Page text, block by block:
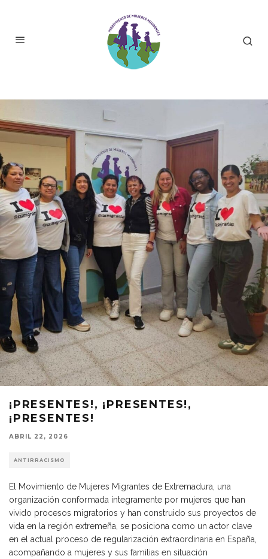
¡PRESENTES!, ¡PRESENTES!,
¡PRESENTES!
ABRIL 22, 2026
ANTIRRACISMO
El Movimiento de Mujeres Migrantes de Extremadura, una
organización conformada íntegramente por mujeres que han
vivido procesos migratorios y han construido sus proyectos de
vida en la región extremeña, se posiciona como un actor clave
en el actual proceso de regularización extraordinaria en España,
acompañando a mujeres y sus familias en situación